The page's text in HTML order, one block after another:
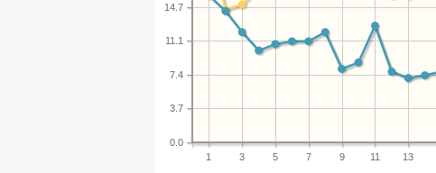
1 3 5 7 9 11 13
0.0
3.7
7.4
11.1
14.7